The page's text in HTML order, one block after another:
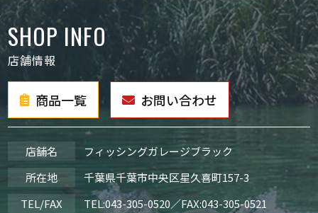
SHOP INFO
店舗情報
商品一覧 お問い合わせ
店舗名
フィッシングガレージブラック
所在地
千葉県千葉市中央区星久喜町157-3
TEL/FAX
TEL:043-305-0520／FAX:043-305-0521